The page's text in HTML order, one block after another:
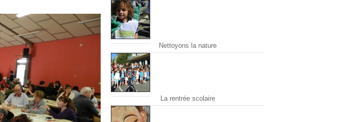
Nettoyons la nature
La rentrée scolaire